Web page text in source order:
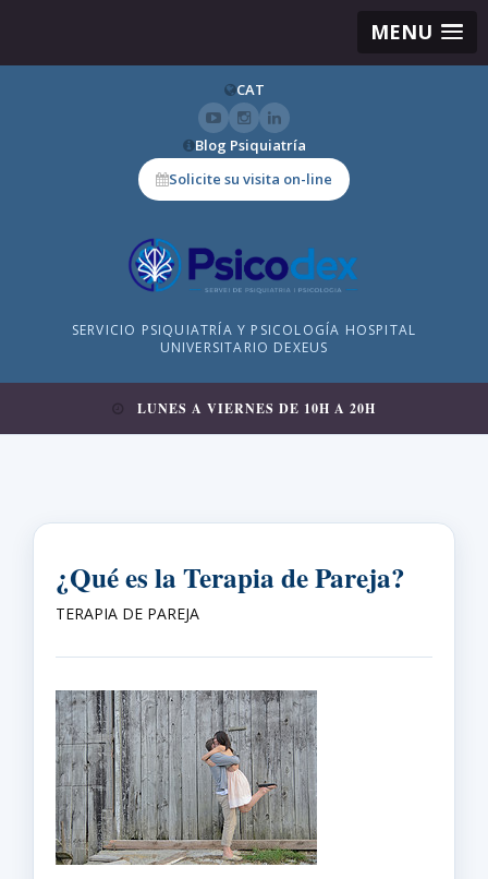
MENU
CAT
Blog Psiquiatría
Solicite su visita on-line
SERVICIO PSIQUIATRÍA Y PSICOLOGÍA HOSPITAL
UNIVERSITARIO DEXEUS
LUNES A VIERNES DE 10H A 20H
¿Qué es la Terapia de Pareja?
TERAPIA DE PAREJA